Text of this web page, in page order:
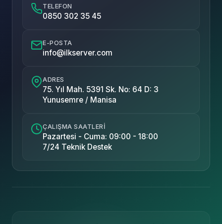
TELEFON
0850 302 35 45
E-POSTA
info@ilkserver.com
ADRES
75. Yıl Mah. 5391 Sk. No: 64 D: 3
Yunusemre / Manisa
ÇALIŞMA SAATLERI
Pazartesi - Cuma: 09:00 - 18:00
7/24 Teknik Destek